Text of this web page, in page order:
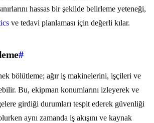
hassas bir şekilde belirleme yeteneği,
ve tedavi planlaması için değerli kılar.
#
bölütleme; ağır iş makinelerini, işçileri ve
Bu, ekipman konumlarını izleyerek ve
girdiği durumları tespit ederek güvenliği
aynı zamanda iş akışını ve kaynak